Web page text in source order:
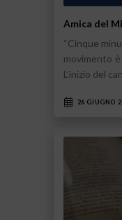
Amica del
“Cinque
movimento
L’inizio del
26 GIUGNO